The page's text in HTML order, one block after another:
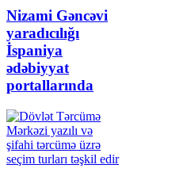
Nizami Gəncəvi
yaradıcılığı
İspaniya
ədəbiyyat
portallarında